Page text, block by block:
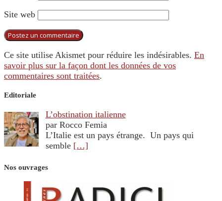
Site web
Ce site utilise Akismet pour réduire les indésirables. En
savoir plus sur la façon dont les données de vos
commentaires sont traitées.
Editoriale
L’obstination italienne
par Rocco Femia
L’Italie est un pays étrange. Un pays qui
semble […]
Nos ouvrages